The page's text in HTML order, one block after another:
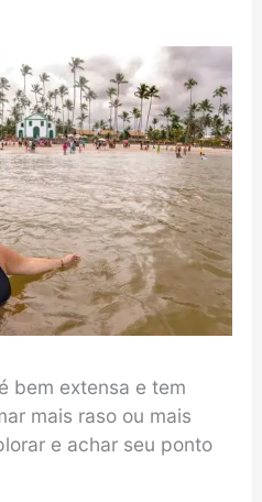
bem extensa e tem
mais raso ou mais
e achar seu ponto